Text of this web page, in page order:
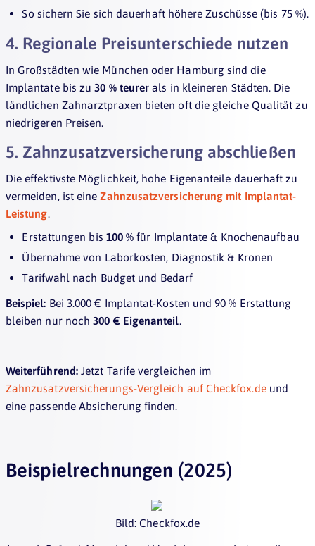
So sichern Sie sich dauerhaft höhere Zuschüsse (bis 75 %).
4. Regionale Preisunterschiede nutzen
In Großstädten wie München oder Hamburg sind die
Implantate bis zu30 % teurer als in kleineren Städten. Die
ländlichen Zahnarztpraxen bieten oft die gleiche Qualität zu
niedrigeren Preisen.
5. Zahnzusatzversicherung abschließen
Die effektivste Möglichkeit, hohe Eigenanteile dauerhaft zu
vermeiden, ist eineZahnzusatzversicherung mit Implantat-
Leistung.
Erstattungen bis 100 % für Implantate & Knochenaufbau
Übernahme von Laborkosten, Diagnostik & Kronen
Tarifwahl nach Budget und Bedarf
Beispiel: Bei 3.000 € Implantat-Kosten und 90 % Erstattung
bleiben nur noch300 € Eigenanteil.
Weiterführend:Jetzt Tarife vergleichen im
Zahnzusatzversicherungs-Vergleich auf Checkfox.deund
eine passende Absicherung finden.
Beispielrechnungen (2025)
Bild: Checkfox.de